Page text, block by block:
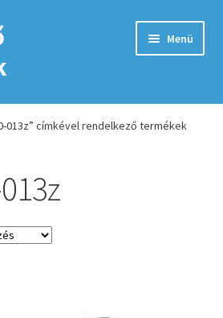
Menü
013z” címkével rendelkező termékek